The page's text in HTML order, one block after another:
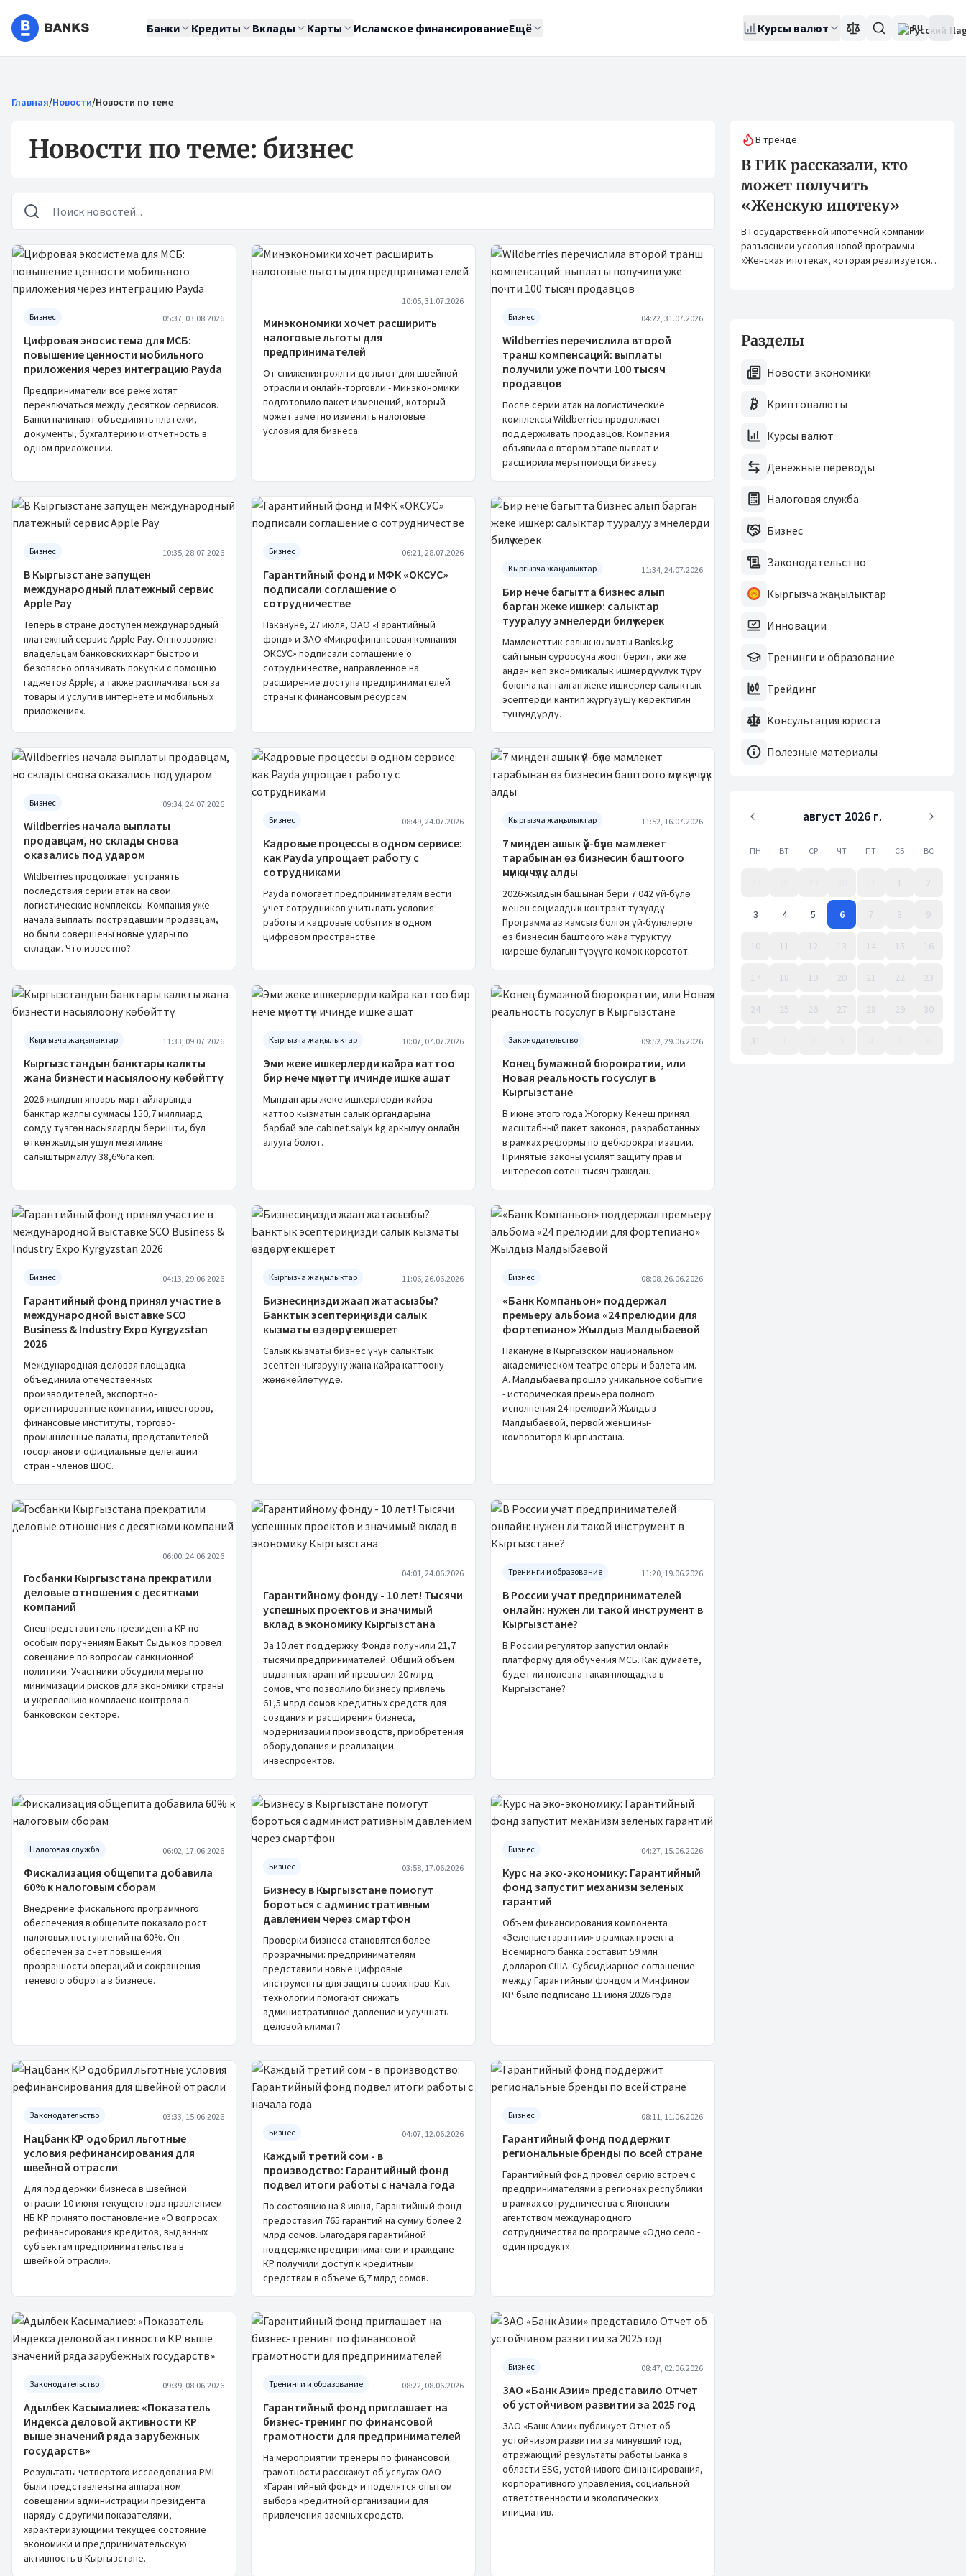
Банки Кредиты Вклады Карты Исламское финансированиеЕщё Курсы валют RU
Главная/Новости/Новости по теме
Новости по теме: бизнес
Новости
Бизнес 05:37, 03.08.2026
Цифровая экосистема для МСБ:
повышение ценности мобильного
приложения через интеграцию Payda
Предприниматели все реже хотят
переключаться между десятком сервисов.
Банки начинают объединять платежи,
документы, бухгалтерию и отчетность в
одном приложении.
10:05, 31.07.2026
Минэкономики хочет расширить
налоговые льготы для
предпринимателей
От снижения роялти до льгот для швейной
отрасли и онлайн-торговли - Минэкономики
подготовило пакет изменений, который
может заметно изменить налоговые
условия для бизнеса.
Бизнес 04:22, 31.07.2026
Wildberries перечислила второй
транш компенсаций: выплаты
получили уже почти 100 тысяч
продавцов
После серии атак на логистические
комплексы Wildberries продолжает
поддерживать продавцов. Компания
объявила о втором этапе выплат и
расширила меры помощи бизнесу.
Бизнес 10:35, 28.07.2026
В Кыргызстане запущен
международный платежный сервис
Apple Pay
Теперь в стране доступен международный
платежный сервис Apple Pay. Он позволяет
владельцам банковских карт быстро и
безопасно оплачивать покупки с помощью
гаджетов Apple, а также расплачиваться за
товары и услуги в интернете и мобильных
приложениях.
Бизнес 06:21, 28.07.2026
Гарантийный фонд и МФК «ОКСУС»
подписали соглашение о
сотрудничестве
Накануне, 27 июля, ОАО «Гарантийный
фонд» и ЗАО «Микрофинансовая компания
ОКСУС» подписали соглашение о
сотрудничестве, направленное на
расширение доступа предпринимателей
страны к финансовым ресурсам.
Кыргызча жаңылыктар 11:34, 24.07.2026
Бир нече багытта бизнес алып
барган жеке ишкер: салыктар
тууралуу эмнелерди билүү керек
Мамлекеттик салык кызматы Banks.kg
сайтынын суроосуна жооп берип, эки же
андан көп экономикалык ишмердүүлүк түрү
боюнча катталган жеке ишкерлер салыктык
эсептерди кантип жүргүзүшү керектигин
түшүндүрдү.
Бизнес 09:34, 24.07.2026
Wildberries начала выплаты
продавцам, но склады снова
оказались под ударом
Wildberries продолжает устранять
последствия серии атак на свои
логистические комплексы. Компания уже
начала выплаты пострадавшим продавцам,
но были совершены новые удары по
складам. Что известно?
Бизнес 08:49, 24.07.2026
Кадровые процессы в одном сервисе:
как Payda упрощает работу с
сотрудниками
Payda помогает предпринимателям вести
учет сотрудников учитывать условия
работы и кадровые события в одном
цифровом пространстве.
Кыргызча жаңылыктар 11:52, 16.07.2026
7 миңден ашык үй-бүлө мамлекет
тарабынан өз бизнесин баштоого
мүмкүнчүлүк алды
2026-жылдын башынан бери 7 042 үй-бүлө
менен социалдык контракт түзүлдү.
Программа аз камсыз болгон үй-бүлөлөргө
өз бизнесин баштоого жана туруктуу
киреше булагын түзүүгө көмөк көрсөтөт.
Кыргызча жаңылыктар 11:33, 09.07.2026
Кыргызстандын банктары калкты
жана бизнести насыялоону көбөйттү
2026-жылдын январь-март айларында
банктар жалпы суммасы 150,7 миллиард
сомду түзгөн насыяларды беришти, бул
өткөн жылдын ушул мезгилине
салыштырмалуу 38,6%га көп.
Кыргызча жаңылыктар 10:07, 07.07.2026
Эми жеке ишкерлерди кайра каттоо
бир нече мүнөттүн ичинде ишке ашат
Мындан ары жеке ишкерлерди кайра
каттоо кызматын салык органдарына
барбай эле cabinet.salyk.kg аркылуу онлайн
алууга болот.
Законодательство 09:52, 29.06.2026
Конец бумажной бюрократии, или
Новая реальность госуслуг в
Кыргызстане
В июне этого года Жогорку Кенеш принял
масштабный пакет законов, разработанных
в рамках реформы по дебюрократизации.
Принятые законы усилят защиту прав и
интересов сотен тысяч граждан.
Бизнес 04:13, 29.06.2026
Гарантийный фонд принял участие в
международной выставке SCO
Business & Industry Expo Kyrgyzstan
2026
Международная деловая площадка
объединила отечественных
производителей, экспортно-
ориентированные компании, инвесторов,
финансовые институты, торгово-
промышленные палаты, представителей
госорганов и официальные делегации
стран - членов ШОС.
Кыргызча жаңылыктар 11:06, 26.06.2026
Бизнесиңизди жаап жатасызбы?
Банктык эсептериңизди салык
кызматы өздөрү текшерет
Салык кызматы бизнес үчүн салыктык
эсептен чыгарууну жана кайра каттоону
жөнөкөйлөтүүдө.
Бизнес 08:08, 26.06.2026
«Банк Компаньон» поддержал
премьеру альбома «24 прелюдии для
фортепиано» Жылдыз Малдыбаевой
Накануне в Кыргызском национальном
академическом театре оперы и балета им.
А. Малдыбаева прошло уникальное событие
- историческая премьера полного
исполнения 24 прелюдий Жылдыз
Малдыбаевой, первой женщины-
композитора Кыргызстана.
06:00, 24.06.2026
Госбанки Кыргызстана прекратили
деловые отношения с десятками
компаний
Спецпредставитель президента КР по
особым поручениям Бакыт Сыдыков провел
совещание по вопросам санкционной
политики. Участники обсудили меры по
минимизации рисков для экономики страны
и укреплению комплаенс-контроля в
банковском секторе.
04:01, 24.06.2026
Гарантийному фонду - 10 лет! Тысячи
успешных проектов и значимый
вклад в экономику Кыргызстана
За 10 лет поддержку Фонда получили 21,7
тысячи предпринимателей. Общий объем
выданных гарантий превысил 20 млрд
сомов, что позволило бизнесу привлечь
61,5 млрд сомов кредитных средств для
создания и расширения бизнеса,
модернизации производств, приобретения
оборудования и реализации
инвеспроектов.
Тренинги и образование 11:20, 19.06.2026
В России учат предпринимателей
онлайн: нужен ли такой инструмент в
Кыргызстане?
В России регулятор запустил онлайн
платформу для обучения МСБ. Как думаете,
будет ли полезна такая площадка в
Кыргызстане?
Налоговая служба 06:02, 17.06.2026
Фискализация общепита добавила
60% к налоговым сборам
Внедрение фискального программного
обеспечения в общепите показало рост
налоговых поступлений на 60%. Он
обеспечен за счет повышения
прозрачности операций и сокращения
теневого оборота в бизнесе.
Бизнес 03:58, 17.06.2026
Бизнесу в Кыргызстане помогут
бороться с административным
давлением через смартфон
Проверки бизнеса становятся более
прозрачными: предпринимателям
представили новые цифровые
инструменты для защиты своих прав. Как
технологии помогают снижать
административное давление и улучшать
деловой климат?
Бизнес 04:27, 15.06.2026
Курс на эко-экономику: Гарантийный
фонд запустит механизм зеленых
гарантий
Объем финансирования компонента
«Зеленые гарантии» в рамках проекта
Всемирного банка составит 59 млн
долларов США. Субсидиарное соглашение
между Гарантийным фондом и Минфином
КР было подписано 11 июня 2026 года.
Законодательство 03:33, 15.06.2026
Нацбанк КР одобрил льготные
условия рефинансирования для
швейной отрасли
Для поддержки бизнеса в швейной
отрасли 10 июня текущего года правлением
НБ КР принято постановление «О вопросах
рефинансирования кредитов, выданных
субъектам предпринимательства в
швейной отрасли».
Бизнес 04:07, 12.06.2026
Каждый третий сом - в
производство: Гарантийный фонд
подвел итоги работы с начала года
По состоянию на 8 июня, Гарантийный фонд
предоставил 765 гарантий на сумму более 2
млрд сомов. Благодаря гарантийной
поддержке предприниматели и граждане
КР получили доступ к кредитным
средствам в объеме 6,7 млрд сомов.
Бизнес 08:11, 11.06.2026
Гарантийный фонд поддержит
региональные бренды по всей стране
Гарантийный фонд провел серию встреч с
предпринимателями в регионах республики
в рамках сотрудничества с Японским
агентством международного
сотрудничества по программе «Одно село -
один продукт».
Законодательство 09:39, 08.06.2026
Адылбек Касымалиев: «Показатель
Индекса деловой активности КР
выше значений ряда зарубежных
государств»
Результаты четвертого исследования PMI
были представлены на аппаратном
совещании администрации президента
наряду с другими показателями,
характеризующими текущее состояние
экономики и предпринимательскую
активность в Кыргызстане.
Тренинги и образование 08:22, 08.06.2026
Гарантийный фонд приглашает на
бизнес-тренинг по финансовой
грамотности для предпринимателей
На мероприятии тренеры по финансовой
грамотности расскажут об услугах ОАО
«Гарантийный фонд» и поделятся опытом
выбора кредитной организации для
привлечения заемных средств.
Бизнес 08:47, 02.06.2026
ЗАО «Банк Азии» представило Отчет
об устойчивом развитии за 2025 год
ЗАО «Банк Азии» публикует Отчет об
устойчивом развитии за минувший год,
отражающий результаты работы Банка в
области ESG, устойчивого финансирования,
корпоративного управления, социальной
ответственности и экологических
инициатив.
В тренде
В ГИК рассказали, кто
может получить
«Женскую ипотеку»
В Государственной ипотечной компании
разъяснили условия новой программы
«Женская ипотека», которая реализуется
Разделы
Новости экономики
Криптовалюты
Курсы валют
Денежные переводы
Налоговая служба
Бизнес
Законодательство
Кыргызча жаңылыктар
Инновации
Тренинги и образование
Трейдинг
Консультация юриста
Полезные материалы
август 2026 г.
ПН ВТ СР ЧТ ПТ СБ ВС
1 2
3 4 5 6 7 8 9
10 11 12 13 14 15 16
17 18 19 20 21 22 23
24 25 26 27 28 29 30
31